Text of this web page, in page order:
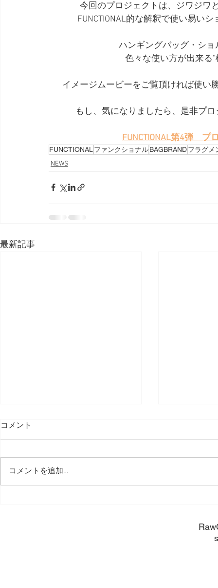
今回のプロジェクトは、ジワジワ
FUNCTIONAL的な解釈で使い易い
ハンギングバッグ・シ
色々な使い方が出来る
イメージムービーをご覧頂ければ使い
もし、気になりましたら、是非プ
FUNCTIONAL第4弾　
FUNCTIONAL ファンクショナルBAGBRANDフラグメ
NEWS
最新記事
コメント
コメントを追加…